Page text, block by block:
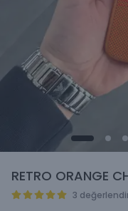
RETRO ORANGE
3